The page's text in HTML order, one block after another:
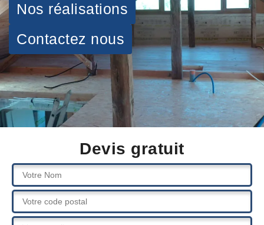
Nos réalisations
Contactez nous
Devis gratuit